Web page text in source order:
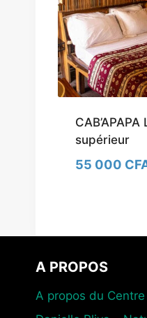
CAB’APAPA
supérieur
55 000
A PROPOS
A propos du Centre